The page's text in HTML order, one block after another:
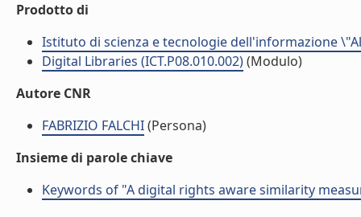
Prodotto di
Istituto di scienza e tecnologie dell'informazione
Digital Libraries (ICT.P08.010.002)(Modulo)
Autore CNR
FABRIZIO FALCHI(Persona)
Insieme di parole chiave
Keywords of "A digital rights aware similarity